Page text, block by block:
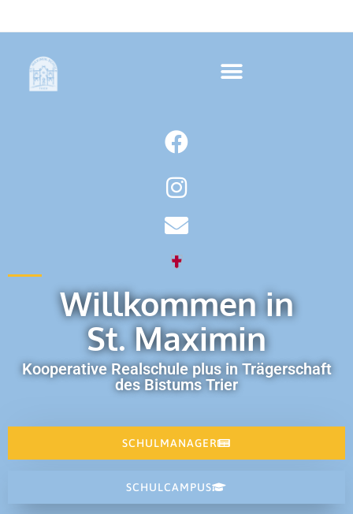
Willkommen in
St. Maximin
Kooperative Realschule plus in Trägerschaft
des Bistums Trier
SCHULMANAGER
SCHULCAMPUS